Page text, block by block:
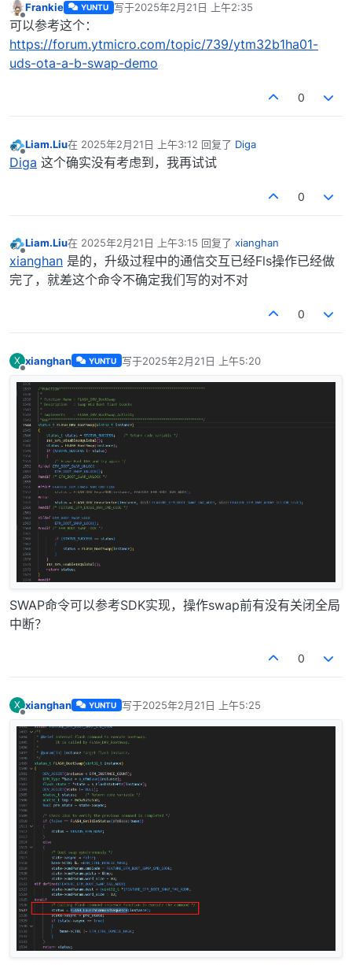
离线
Frankie YUNTU 写于2025年2月21日 上午2:35
最后由 编辑
可以参考这个：
https://forum.ytmicro.com/topic/739/ytm32b1ha01-
uds-ota-a-b-swap-demo
0
离线
Liam.Liu在 2025年2月21日 上午3:12 回复了 Diga
最后由 编辑
Diga 这个确实没有考虑到，我再试试
0
离线
Liam.Liu在 2025年2月21日 上午3:15 回复了 xianghan
最后由 编辑
xianghan 是的，升级过程中的通信交互已经Fls操作已经做
完了，就差这个命令不确定我们写的对不对
0
X xianghan YUNTU 写于2025年2月21日 上午5:20
最后由 编辑
SWAP命令可以参考SDK实现，操作swap前有没有关闭全局
中断？
0
X xianghan YUNTU 写于2025年2月21日 上午5:25
最后由 编辑